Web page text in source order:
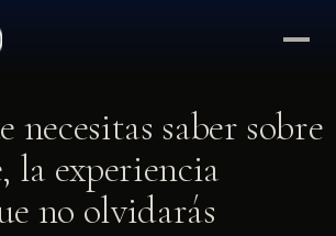
necesitas saber sobre
la experiencia
no olvidarás